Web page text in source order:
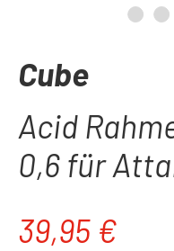
Cube
Acid
0,6 für
Regulärer Preis:
39,95 €